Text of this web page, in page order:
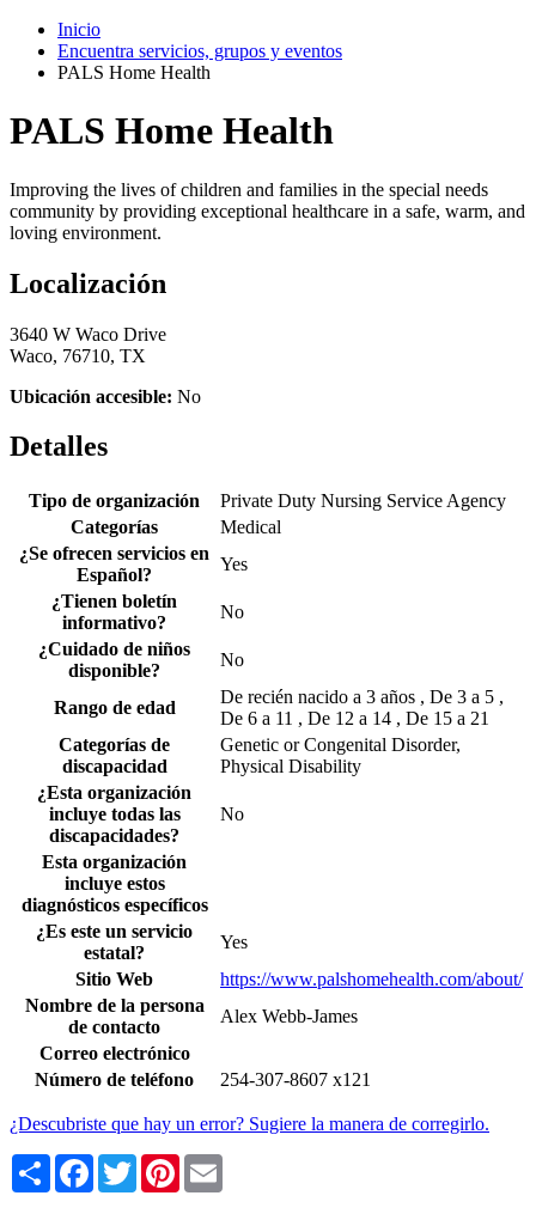
Inicio
Encuentra servicios, grupos y eventos
PALS Home Health
PALS Home Health
Improving the lives of children and families in the special needs
community by providing exceptional healthcare in a safe, warm, and
loving environment.
Localización
3640 W Waco Drive
Waco, 76710, TX
Ubicación accesible: No
Detalles
Tipo de organización
Private Duty Nursing Service Agency
Categorías
Medical
¿Se ofrecen servicios en
Español?
Yes
¿Tienen boletín
informativo?
No
¿Cuidado de niños
disponible?
No
Rango de edad
De recién nacido a 3 años , De 3 a 5 ,
De 6 a 11 , De 12 a 14 , De 15 a 21
Categorías de
discapacidad
Genetic or Congenital Disorder,
Physical Disability
¿Esta organización
incluye todas las
discapacidades?
No
Esta organización
incluye estos
diagnósticos específicos
¿Es este un servicio
estatal?
Yes
Sitio Web
https://www.palshomehealth.com/about/
Nombre de la persona
de contacto
Alex Webb-James
Correo electrónico
Número de teléfono
254-307-8607 x121
¿Descubriste que hay un error? Sugiere la manera de corregirlo.
Share Facebook
TwitterPinterest